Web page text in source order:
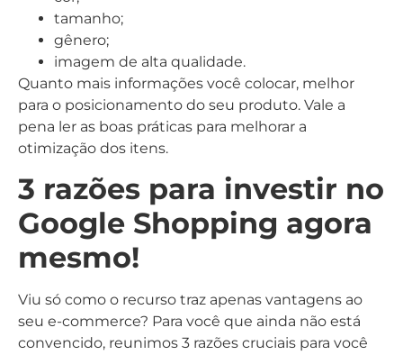
tamanho;
gênero;
imagem de alta qualidade.
Quanto mais informações você colocar, melhor
para o posicionamento do seu produto. Vale a
pena ler as boas práticas para melhorar a
otimização dos itens.
3 razões para investir no
Google Shopping agora
mesmo!
Viu só como o recurso traz apenas vantagens ao
seu e-commerce? Para você que ainda não está
convencido, reunimos 3 razões cruciais para você